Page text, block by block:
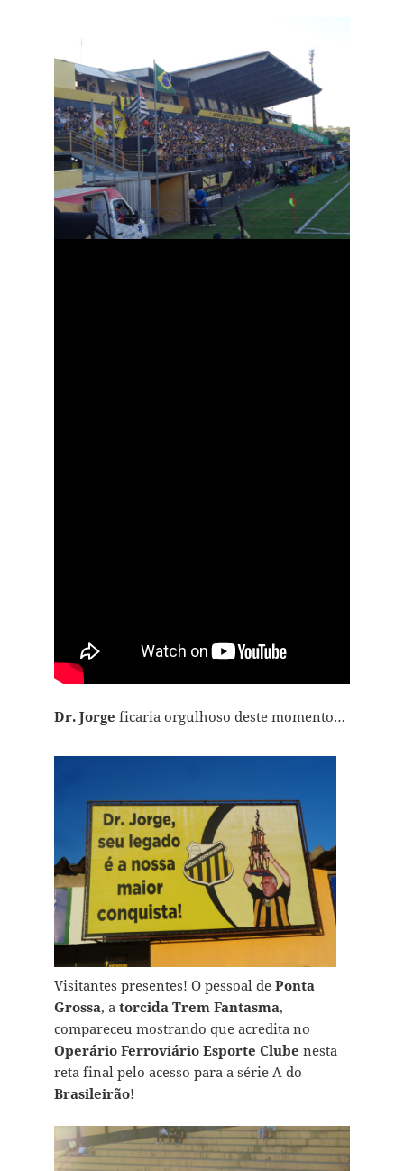
Dr. Jorge ficaria orgulhoso deste momento…
Visitantes presentes! O pessoal de Ponta
Grossa, a torcida Trem Fantasma,
compareceu mostrando que acredita no
Operário Ferroviário Esporte Clube nesta
reta final pelo acesso para a série A do
Brasileirão!